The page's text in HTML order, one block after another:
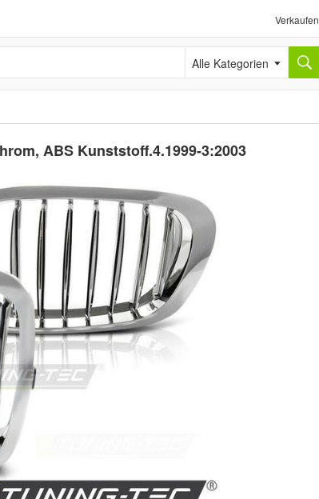
Verkaufen
Alle Kategorien
ABS Kunststoff.4.1999-3:2003